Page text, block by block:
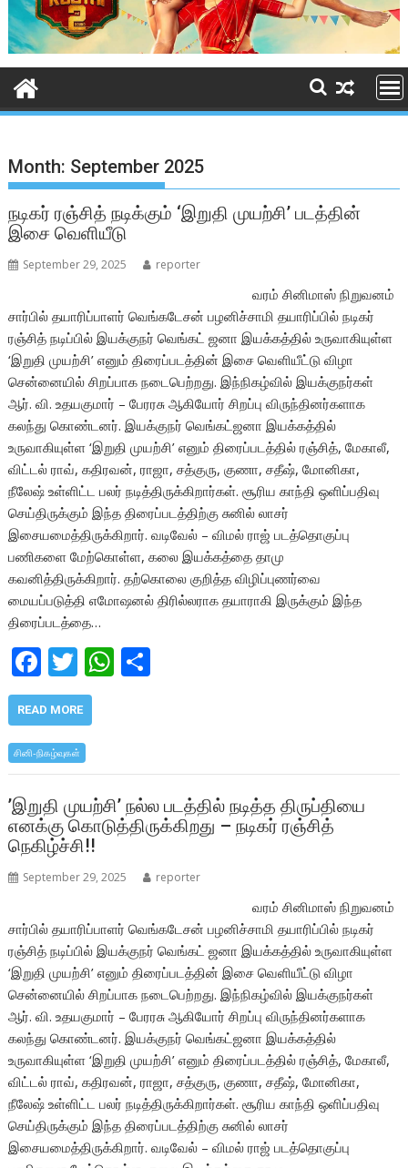
Month: September 2025
நடிகர் ரஞ்சித் நடிக்கும் ‘இறுதி முயற்சி’ படத்தின்
இசை வெளியீடு
September 29, 2025 reporter
வரம் சினிமாஸ் நிறுவனம்
சார்பில் தயாரிப்பாளர் வெங்கடேசன் பழனிச்சாமி தயாரிப்பில் நடிகர்
ரஞ்சித் நடிப்பில் இயக்குநர் வெங்கட் ஜனா இயக்கத்தில் உருவாகியுள்ள
‘இறுதி முயற்சி’ எனும் திரைப்படத்தின் இசை வெளியீட்டு விழா
சென்னையில் சிறப்பாக நடைபெற்றது. இந்நிகழ்வில் இயக்குநர்கள்
ஆர். வி. உதயகுமார் – பேரரசு ஆகியோர் சிறப்பு விருந்தினர்களாக
கலந்து கொண்டனர். இயக்குநர் வெங்கட்ஜனா இயக்கத்தில்
உருவாகியுள்ள ‘இறுதி முயற்சி’ எனும் திரைப்படத்தில் ரஞ்சித், மேகாலீ,
விட்டல் ராவ், கதிரவன், ராஜா, சத்குரு, குணா, சதீஷ், மோனிகா,
நீலேஷ் உள்ளிட்ட பலர் நடித்திருக்கிறார்கள். சூரிய காந்தி ஒளிப்பதிவு
செய்திருக்கும் இந்த திரைப்படத்திற்கு சுனில் லாசர்
இசையமைத்திருக்கிறார். வடிவேல் – விமல் ராஜ் படத்தொகுப்பு
பணிகளை மேற்கொள்ள, கலை இயக்கத்தை தாமு
கவனித்திருக்கிறார். தற்கொலை குறித்த விழிப்புணர்வை
மையப்படுத்தி எமோஷனல் திரில்லராக தயாராகி இருக்கும் இந்த
திரைப்படத்தை…
F
ac
e
b
o
o
k
T
w
itt
er
W
A
p
p
READ MORE
சினி-நிகழ்வுகள்
’இறுதி முயற்சி’ நல்ல படத்தில் நடித்த திருப்தியை
எனக்கு கொடுத்திருக்கிறது – நடிகர் ரஞ்சித்
நெகிழ்ச்சி!!
September 29, 2025 reporter
வரம் சினிமாஸ் நிறுவனம்
சார்பில் தயாரிப்பாளர் வெங்கடேசன் பழனிச்சாமி தயாரிப்பில் நடிகர்
ரஞ்சித் நடிப்பில் இயக்குநர் வெங்கட் ஜனா இயக்கத்தில் உருவாகியுள்ள
‘இறுதி முயற்சி’ எனும் திரைப்படத்தின் இசை வெளியீட்டு விழா
சென்னையில் சிறப்பாக நடைபெற்றது. இந்நிகழ்வில் இயக்குநர்கள்
ஆர். வி. உதயகுமார் – பேரரசு ஆகியோர் சிறப்பு விருந்தினர்களாக
கலந்து கொண்டனர். இயக்குநர் வெங்கட்ஜனா இயக்கத்தில்
உருவாகியுள்ள ‘இறுதி முயற்சி’ எனும் திரைப்படத்தில் ரஞ்சித், மேகாலீ,
விட்டல் ராவ், கதிரவன், ராஜா, சத்குரு, குணா, சதீஷ், மோனிகா,
நீலேஷ் உள்ளிட்ட பலர் நடித்திருக்கிறார்கள். சூரிய காந்தி ஒளிப்பதிவு
செய்திருக்கும் இந்த திரைப்படத்திற்கு சுனில் லாசர்
இசையமைத்திருக்கிறார். வடிவேல் – விமல் ராஜ் படத்தொகுப்பு